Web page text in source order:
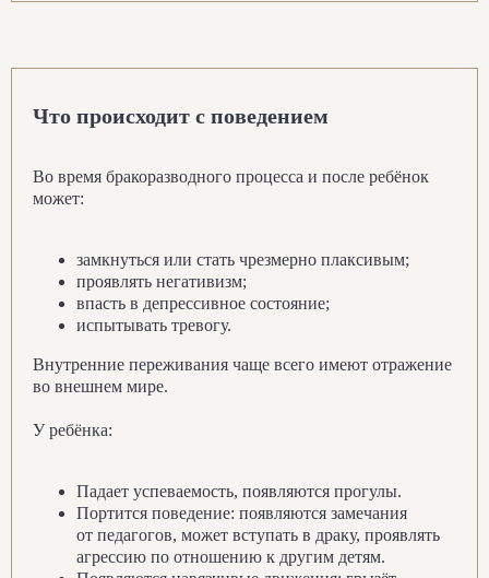
Что происходит с поведением
Во время бракоразводного процесса и после ребёнок
может:
замкнуться или стать чрезмерно плаксивым;
проявлять негативизм;
впасть в депрессивное состояние;
испытывать тревогу.
Внутренние переживания чаще всего имеют отражение
во внешнем мире.
У ребёнка:
Падает успеваемость, появляются прогулы.
Портится поведение: появляются замечания
от педагогов, может вступать в драку, проявлять
агрессию по отношению к другим детям.